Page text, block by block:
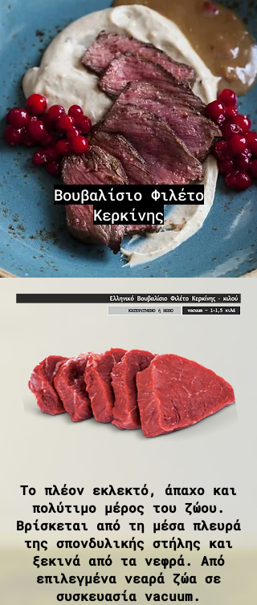
Βουβαλίσιο Φιλέτο
Κερκίνης
Το πλέον εκλεκτό, άπαχο και
πολύτιμο μέρος του ζώου.
Βρίσκεται από τη μέσα πλευρά
της σπονδυλικής στήλης και
ξεκινά από τα νεφρά. Aπό
επιλεγμένα νεαρά ζώα σε
συσκευασία vacuum.